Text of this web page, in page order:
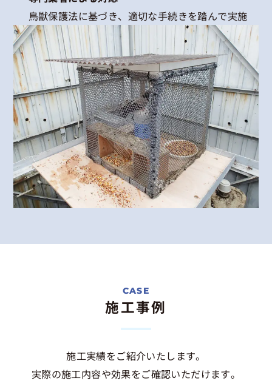
鳥獣保護法に基づき、適切な手続きを踏んで実施
施工事例
施工実績をご紹介いたします。
実際の施工内容や効果をご確認いただけます。